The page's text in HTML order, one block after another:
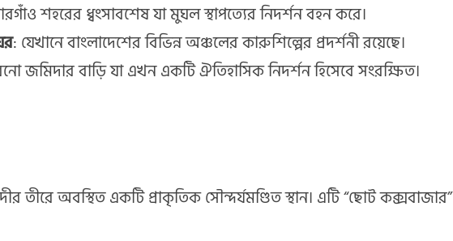
শহরের ধ্বংসাবশেষ যা মুঘল স্থাপত্যের নিদর্শন বহন করে।
: যেখানে বাংলাদেশের বিভিন্ন অঞ্চলের কারুশিল্পের প্রদর্শনী রয়েছে।
জমিদার বাড়ি যা এখন একটি ঐতিহাসিক নিদর্শন হিসেবে সংরক্ষিত।
তীরে অবস্থিত একটি প্রাকৃতিক সৌন্দর্যমণ্ডিত স্থান। এটি “ছোট কক্সবাজার”